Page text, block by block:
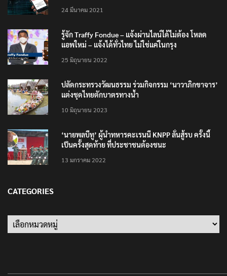
24 มีนาคม 2021
รู้จัก Traffy Fondue – แจ้งผ่านไลน์ได้ไม่ต้อง โหลด
แอพใหม่ – แจ้งได้ทั่วไทย ไม่ใช่แค่ในกรุง
25 มิถุนายน 2022
ปลัดกระทรวงวัฒนธรรม ร่วมกิจกรรม ‘นาวาภิกขาจาร’
แต่งชุดไทยตักบาตรทางน้ำ
10 มิถุนายน 2023
‘นายพลบีทู’ ผู้นำทหารคะเรนนี KNPP ลั่นสู้รบ ครั้งนี้
เป็นครั้งสุดท้าย ที่ประชาชนต้องชนะ
13 มกราคม 2022
CATEGORIES